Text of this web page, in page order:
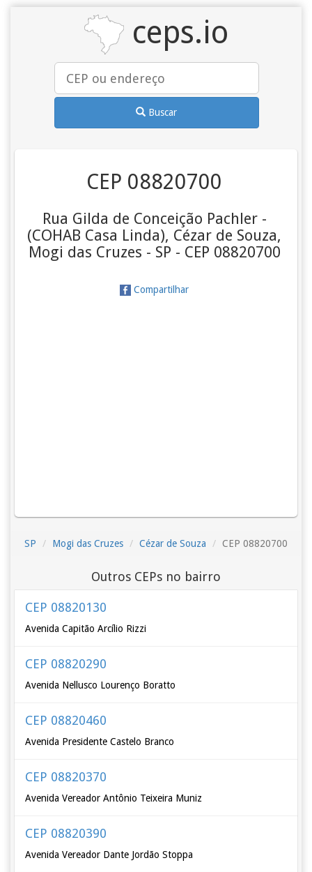
ceps.io
Buscar
CEP 08820700
Rua Gilda de Conceição Pachler -
(COHAB Casa Linda), Cézar de Souza,
Mogi das Cruzes - SP - CEP 08820700
Compartilhar
SP Mogi das Cruzes Cézar de Souza CEP 08820700
Outros CEPs no bairro
CEP 08820130
Avenida Capitão Arcílio Rizzi
CEP 08820290
Avenida Nellusco Lourenço Boratto
CEP 08820460
Avenida Presidente Castelo Branco
CEP 08820370
Avenida Vereador Antônio Teixeira Muniz
CEP 08820390
Avenida Vereador Dante Jordão Stoppa